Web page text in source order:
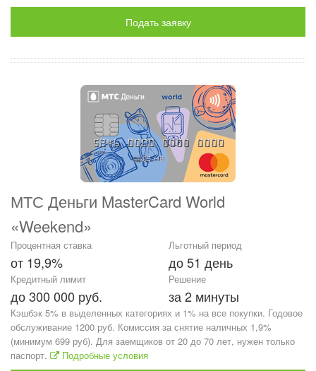
Подать заявку
МТС Деньги MasterCard World
«Weekend»
Процентная ставка
от 19,9%
Льготный период
до 51 день
Кредитный лимит
до 300 000 руб.
Решение
за 2 минуты
Кэшбэк 5% в выделенных категориях и 1% на все покупки. Годовое
обслуживание 1200 руб. Комиссия за снятие наличных 1,9%
(минимум 699 руб). Для заемщиков от 20 до 70 лет, нужен только
паспорт.
Подробные условия